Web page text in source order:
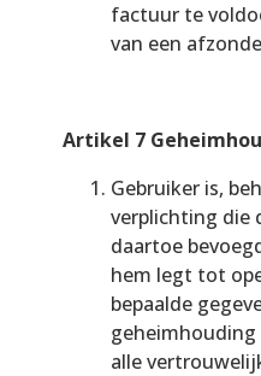
factuur te
van een
Artikel 7
Gebruiker is,
verplichting die
daartoe
hem legt tot
bepaalde
alle